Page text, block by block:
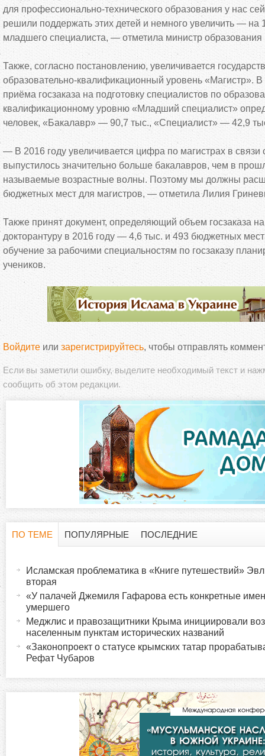
для профессионально-технического образования у нас
решили поддержать этих детей и немного увеличить — на
младшего специалиста, — отметила министр образования
Также, согласно постановлению, увеличивается
образовательно-квалификационный уровень «Магистр». В
приёма госзаказа на подготовку специалистов по
квалификационному уровню «Младший специалист»
человек, «Бакалавр» — 90,7 тыс., «Специалист» — 42,9
— В 2016 году увеличивается цифра по магистрах в связи
выпустилось значительно больше бакалавров, чем в
называемые возрастные волны. Поэтому мы должны
бюджетных мест для магистров, — отметила Лилия
Также принят документ, определяющий объем госзаказа
докторантуру в 2016 году — 4,6 тыс. и 493 бюджетных
обучение за рабочими специальностям по госзаказу
учеников.
Войдите или зарегистрируйтесь, чтобы отправлять
Если вы заметили ошибку, выделите необходимый текст и
сообщить об этом редакции.
о
ПО ТЕМЕ
ПОПУЛЯРНЫЕ ПОСЛЕДНИЕ
Исламская проблематика в «Книге путешествий»
вторая
«У палачей Джемиля Гафарова есть конкретные
умершего
Меджлис и правозащитники Крыма инициировали
населенным пунктам исторических названий
«Законопроект о статусе крымских татар
Рефат Чубаров